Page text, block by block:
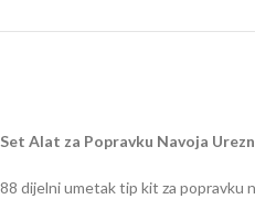
Set Alat za Popravku Navoja
88 dijelni umetak tip kit za popravku